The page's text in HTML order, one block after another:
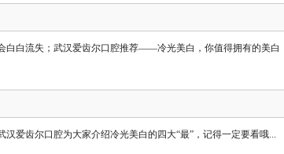
白白流失；武汉爱齿尔口腔推荐——冷光美白，你值得拥有的美白
爱齿尔口腔为大家介绍冷光美白的四大“最”，记得一定要看哦...